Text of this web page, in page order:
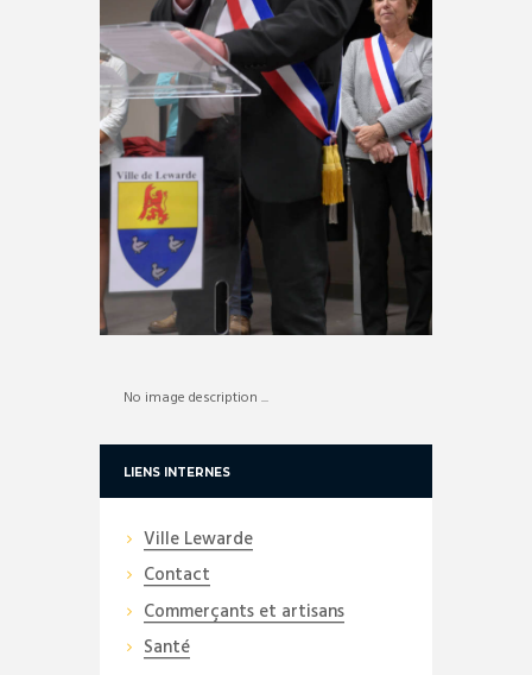
No image description ...
LIENS INTERNES
Ville Lewarde
Contact
Commerçants et artisans
Santé